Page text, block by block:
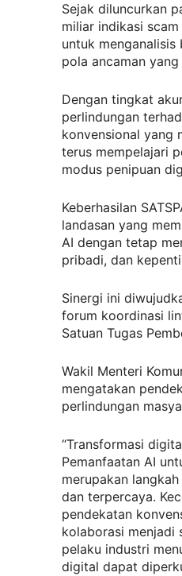
Sejak diluncurkan
miliar indikasi
untuk
pola ancaman
Dengan tingkat
perlindungan
konvensional yang
terus mempelajari
modus penipuan
Keberhasilan
landasan yang
AI dengan tetap
pribadi, dan
Sinergi ini
forum koordinasi
Satuan Tugas
Wakil Menteri
mengatakan
perlindungan
“Transformasi
Pemanfaatan AI
merupakan
dan terpercaya.
pendekatan
kolaborasi menjadi
pelaku industri
digital dapat